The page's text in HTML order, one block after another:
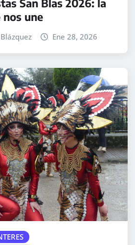
San Blas 2026: la
une
Ene 28, 2026